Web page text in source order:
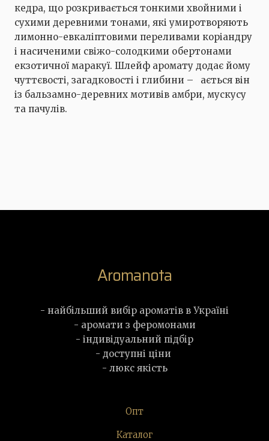
кедра, що розкривається тонкими хвойними і
сухими деревними тонами, які умиротворяють
лимонно-евкаліптовими переливами коріандру
і насиченими свіжо-солодкими обертонами
екзотичної маракуї. Шлейф аромату додає йому
чуттєвості, загадковості і глибини – ається він
із бальзамно-деревних мотивів амбри, мускусу
та пачулів.
Aromanota
- найбільший вибір ароматів в Україні
- аромати з феромонами
- індивідуальний підбір
- доступні ціни
- люкс якість
Опт
Каталог